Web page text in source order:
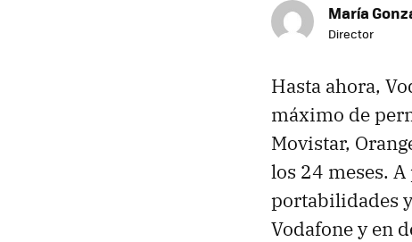
María
Director
Hasta ahora,
máximo de
Movistar,
los 24 meses.
portabilidades
Vodafone y en